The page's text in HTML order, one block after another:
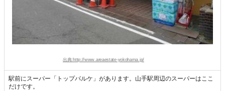
出典:http://www.areaestate-yokohama.jp/
駅前にスーパー「トップパルケ」があります。山手駅周辺のスーパーはここ
だけです。